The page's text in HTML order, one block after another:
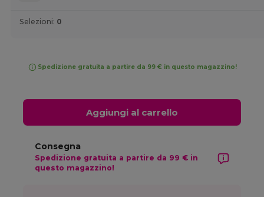
Selezioni: 0
Spedizione gratuita a partire da 99 € in questo magazzino!
Aggiungi al carrello
Consegna
Spedizione gratuita a partire da 99 € in
questo magazzino!